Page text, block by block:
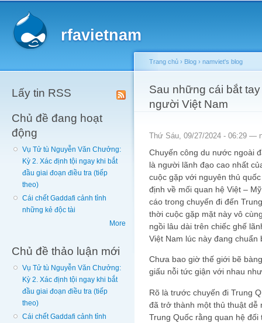
rfavietnam
Lấy tin RSS
Chủ đề đang hoạt
động
Vụ Tử tù Nguyễn Văn Chưởng:
Kỳ 2. Xác định tội ngay khi bắt
đầu giai đoạn điều tra (tiếp
theo)
Cái chết Gaddafi cảnh tỉnh
những kẻ độc tài
More
Chủ đề thảo luận mới
Vụ Tử tù Nguyễn Văn Chưởng:
Kỳ 2. Xác định tội ngay khi bắt
đầu giai đoạn điều tra (tiếp
theo)
Cái chết Gaddafi cảnh tỉnh
You are here
Trang chủ › Blog › namviet's blog
Sau những cái bắt
người Việt Nam
Thứ Sáu, 09/27/2024 - 06:29 —
Chuyến công du nước ngoài
là người lãnh đạo cao nhất
cuộc gặp với nguyên thủ
định về mối quan hệ Việt –
cáo trong chuyến đi đến
thời cuộc gặp mặt này vô
ngồi lâu dài trên chiếc ghế
Việt Nam lúc này đang
Chưa bao giờ thế giới bẽ
giấu nỗi tức giận với nhau
Rõ là trước chuyến đi Trung
đã trở thành một thủ thuật dễ
Trung Quốc rằng quan hệ